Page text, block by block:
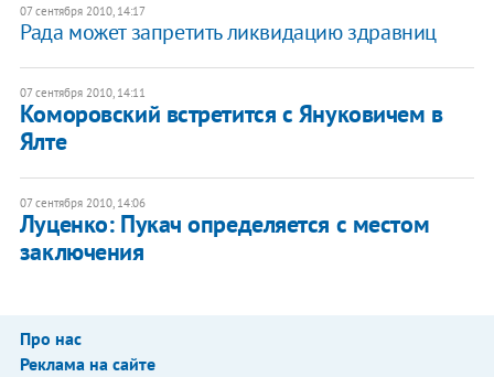
07 сентября 2010, 14:17
Рада может запретить ликвидацию здравниц
07 сентября 2010, 14:11
Коморовский встретится с Януковичем в
Ялте
07 сентября 2010, 14:06
Луценко: Пукач определяется с местом
заключения
Про нас
Реклама на сайте